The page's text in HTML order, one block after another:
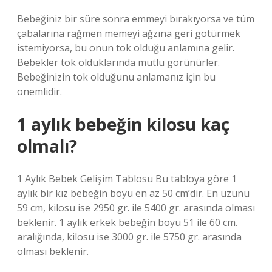
Bebeğiniz bir süre sonra emmeyi bırakıyorsa ve tüm
çabalarına rağmen memeyi ağzına geri götürmek
istemiyorsa, bu onun tok olduğu anlamına gelir.
Bebekler tok olduklarında mutlu görünürler.
Bebeğinizin tok olduğunu anlamanız için bu
önemlidir.
1 aylık bebeğin kilosu kaç
olmalı?
1 Aylık Bebek Gelişim Tablosu Bu tabloya göre 1
aylık bir kız bebeğin boyu en az 50 cm’dir. En uzunu
59 cm, kilosu ise 2950 gr. ile 5400 gr. arasında olması
beklenir. 1 aylık erkek bebeğin boyu 51 ile 60 cm.
aralığında, kilosu ise 3000 gr. ile 5750 gr. arasında
olması beklenir.